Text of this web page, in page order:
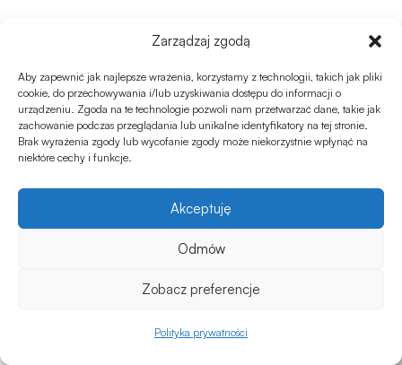
Zarządzaj zgodą
Aby zapewnić jak najlepsze wrażenia, korzystamy z technologii, takich jak pliki
cookie, do przechowywania i/lub uzyskiwania dostępu do informacji o
urządzeniu. Zgoda na te technologie pozwoli nam przetwarzać dane, takie jak
zachowanie podczas przeglądania lub unikalne identyfikatory na tej stronie.
Brak wyrażenia zgody lub wycofanie zgody może niekorzystnie wpłynąć na
niektóre cechy i funkcje.
Akceptuję
Odmów
Zobacz preferencje
Polityka prywatności
Nie wiesz od czego zacząć?
stworzyć ogród Twoich marzeń!